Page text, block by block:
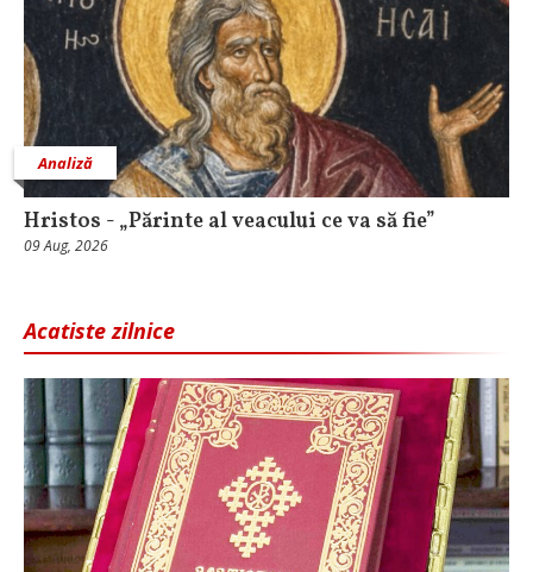
Analiză
Hristos - „Părinte al veacului ce va să fie”
09 Aug, 2026
Acatiste zilnice